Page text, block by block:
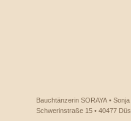
Bauchtänzerin SORAYA •
Schwerinstraße 15 • 40477